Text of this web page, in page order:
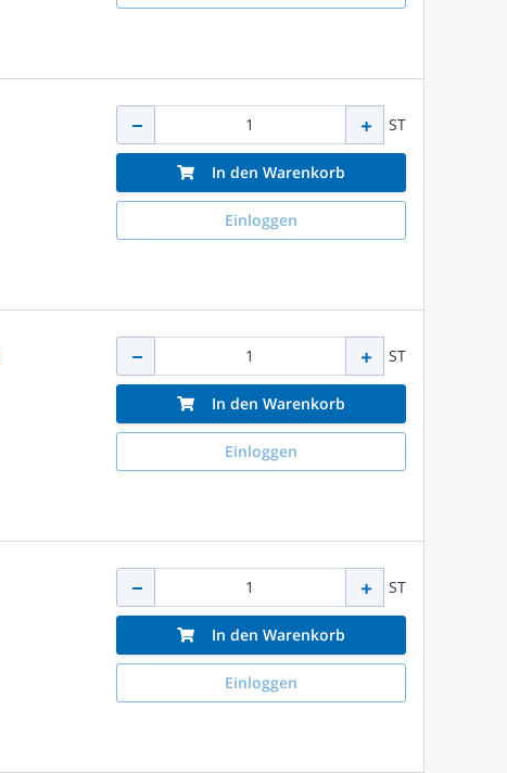
ST
In den Warenkorb
Einloggen
ST
In den Warenkorb
Einloggen
ST
In den Warenkorb
Einloggen